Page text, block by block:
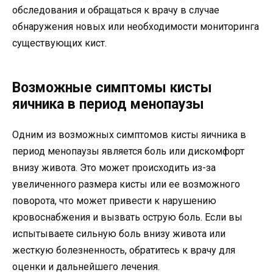
обследования и обращаться к врачу в случае
обнаружения новых или необходимости мониторинга
существующих кист.
Возможные симптомы кисты
яичника в период менопаузы
Одним из возможных симптомов кисты яичника в
период менопаузы является боль или дискомфорт
внизу живота. Это может происходить из-за
увеличенного размера кисты или ее возможного
поворота, что может привести к нарушению
кровоснабжения и вызвать острую боль. Если вы
испытываете сильную боль внизу живота или
жесткую болезненность, обратитесь к врачу для
оценки и дальнейшего лечения.